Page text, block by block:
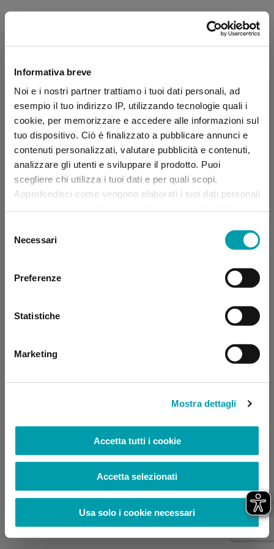
Informativa breve
Noi e i nostri partner trattiamo i tuoi dati personali, ad
esempio il tuo indirizzo IP, utilizzando tecnologie quali i
cookie, per memorizzare e accedere alle informazioni sul
tuo dispositivo. Ciò è finalizzato a pubblicare annunci e
contenuti personalizzati, valutare pubblicità e contenuti,
analizzare gli utenti e sviluppare il prodotto. Puoi
scegliere chi utilizza i tuoi dati e per quali scopi.
Approfondisci come vengono elaborati i tuoi dati personali
momento dalla Dichiarazione sui “
delNecessari
Preferenze
Statistiche
Marketing
Mostra dettagli
Accetta tutti i cookie
Accetta selezionati
Usa solo i cookie necessari
Application error: a client-side exception has occurred (see the
browser console for more information)